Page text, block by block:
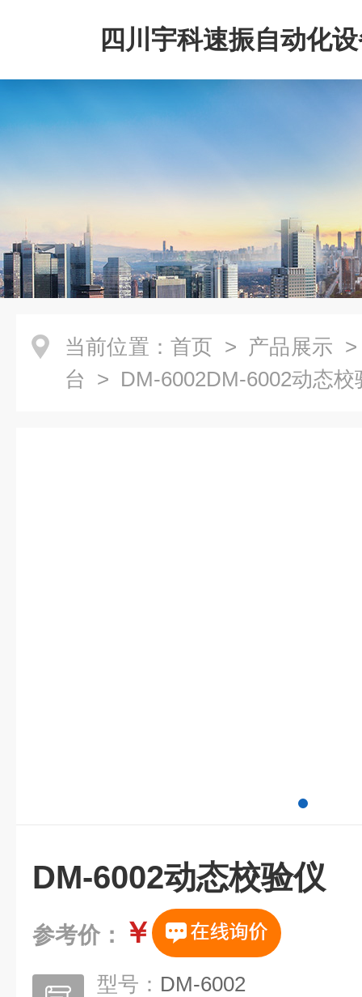
四川宇科速振自动化
公司
当前位置： 首页 > 产品展示
台 > DM-6002DM-6002动态校
DM-6002动态校验仪
参考价： ￥
型号： DM-6002